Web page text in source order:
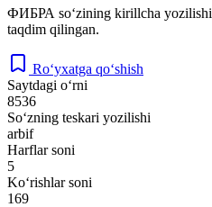
ФИБРА so‘zining kirillcha yozilishi
taqdim qilingan.
Ro‘yxatga qo‘shish
Saytdagi o‘rni
8536
So‘zning teskari yozilishi
arbif
Harflar soni
5
Ko‘rishlar soni
169